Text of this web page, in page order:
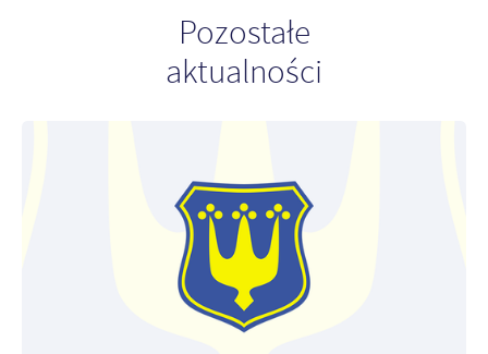
Pozostałe
aktualności